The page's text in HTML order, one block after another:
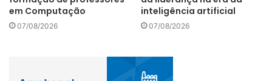
em Computação
07/08/2026
inteligência artificial
07/08/2026